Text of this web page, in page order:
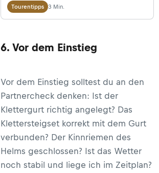
gesichertem Gelände. Besonders
geeignet sind Steige der Kategorien
Klettersteige in den Alpen, die ideal
Tourentipps 3 Min.
6. Vor dem Einstieg
Vor dem Einstieg solltest du an den
Partnercheck denken: Ist der
Klettergurt richtig angelegt? Das
Klettersteigset korrekt mit dem Gurt
verbunden? Der Kinnriemen des
Helms geschlossen? Ist das Wetter
noch stabil und liege ich im Zeitplan?